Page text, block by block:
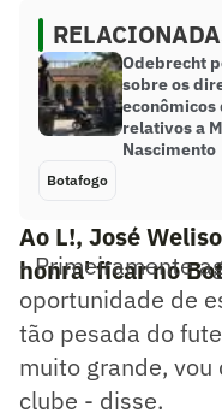
Odebrecht
sobre os
econômicos
relativos a
Nascimento
Botafogo
Ao L!, José
honra' ficar no
- Primeiramente
oportunidade de
tão pesada do
muito grande,
clube - disse.